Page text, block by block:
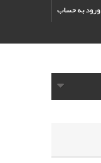
ورود به حساب